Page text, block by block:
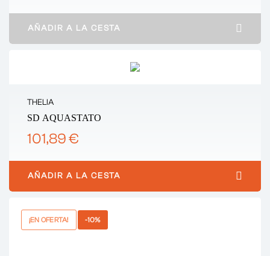
AÑADIR A LA CESTA
THELIA
SD AQUASTATO
101,89 €
AÑADIR A LA CESTA
¡EN OFERTA! -10%